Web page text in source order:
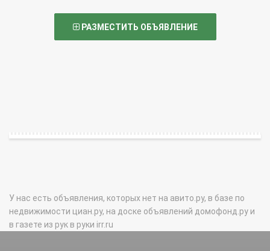
РАЗМЕСТИТЬ ОБЪЯВЛЕНИЕ
У нас есть объявления, которых нет на авито.ру, в базе по
недвижимости циан.ру, на доске объявлений домофонд.ру и
в газете из рук в руки irr.ru